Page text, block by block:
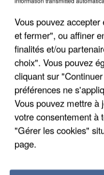
APRÈS TOUTES CES
DE FAUNE SAUVAGE
Vous pouvez
et fermer", ou affiner
finalités et/ou
choix". Vous pouvez
cliquant sur
préférences ne
Vous pouvez mettre à
votre consentement à
"Gérer les cookies"
page.